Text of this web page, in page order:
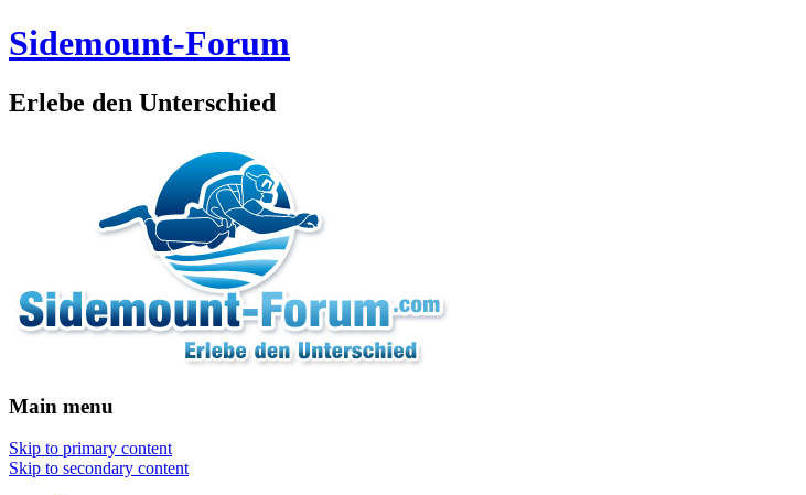
Sidemount-Forum
Erlebe den Unterschied
Main menu
Skip to primary content
Skip to secondary content